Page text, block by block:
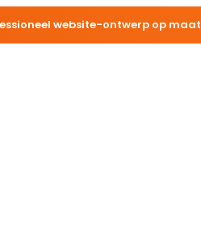
website-ontwerp op maat